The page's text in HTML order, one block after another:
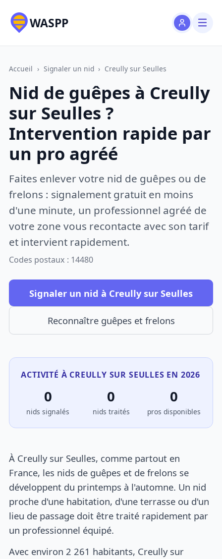
WASPP
Accueil › Signaler un nid › Creully sur Seulles
Nid de guêpes à Creully
sur Seulles ?
Intervention rapide par
un pro agréé
Faites enlever votre nid de guêpes ou de
frelons : signalement gratuit en moins
d'une minute, un professionnel agréé de
votre zone vous recontacte avec son tarif
et intervient rapidement.
Codes postaux : 14480
Signaler un nid à Creully sur Seulles
Reconnaître guêpes et frelons
ACTIVITÉ À CREULLY SUR SEULLES EN 2026
0
nids signalés
0
nids traités
0
pros disponibles
À Creully sur Seulles, comme partout en
France, les nids de guêpes et de frelons se
développent du printemps à l'automne. Un nid
proche d'une habitation, d'une terrasse ou d'un
lieu de passage doit être traité rapidement par
un professionnel équipé.
Avec environ 2 261 habitants, Creully sur